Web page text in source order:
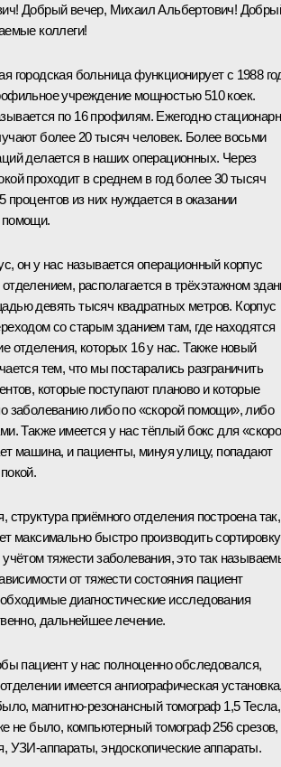
Добрый вечер, Михаил Альбертович!
коллеги!
городская больница функционирует с 1988
учреждение мощностью 510 коек.
по 16 профилям. Ежегодно
более 20 тысяч человек. Более восьми
делается в наших операционных. Через
проходит в среднем в год более 30 тысяч
процентов из них нуждается в оказании
помощи.
он у нас называется операционный корпус
располагается в трёхэтажном
девять тысяч квадратных метров. Корпус
со старым зданием там, где находятся
отделения, которых 16 у нас. Также новый
тем, что мы постарались разграничить
которые поступают планово и которые
заболеванию либо по «скорой помощи», либо
Также имеется у нас тёплый бокс для
машина, и пациенты, минуя улицу, попадают
структура приёмного отделения построена так,
максимально быстро производить сортировку
учётом тяжести заболевания, это так
от тяжести состояния пациент
диагностические исследования
дальнейшее лечение.
пациент у нас полноценно обследовался,
имеется ангиографическая
магнитно-резонансный томограф 1,5 Тесла,
не было, компьютерный томограф 256 срезов,
УЗИ-аппараты, эндоскопические аппараты.